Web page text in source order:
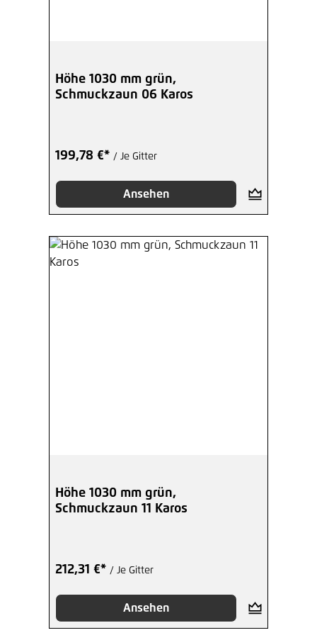
Höhe 1030 mm grün,
Schmuckzaun 06 Karos
199,78 €* / Je Gitter
Ansehen
Höhe 1030 mm grün,
Schmuckzaun 11 Karos
212,31 €* / Je Gitter
Ansehen